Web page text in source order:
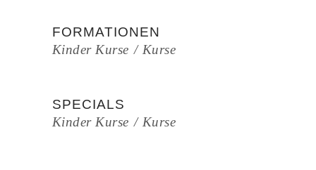
FORMATIONEN
Kinder Kurse
Kurse
SPECIALS
Kinder Kurse
Kurse